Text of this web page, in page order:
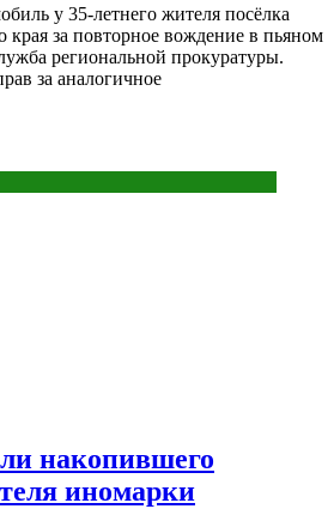
у 35-летнего жителя посёлка
края за повторное вождение в пьяном
региональной прокуратуры.
за аналогичное
накопившего
иномарки